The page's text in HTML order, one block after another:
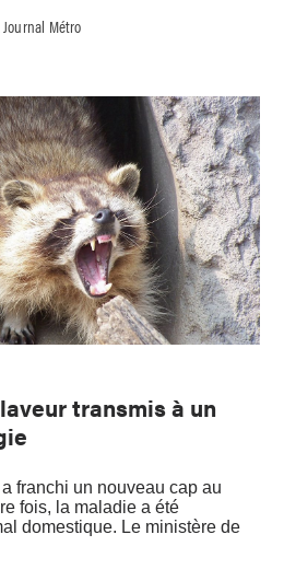
Métro
transmis à un
franchi un nouveau cap au
fois, la maladie a été
domestique. Le ministère de